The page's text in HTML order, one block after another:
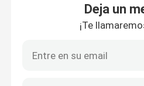
Euro 4 motocicletas
Deja un
¡Te